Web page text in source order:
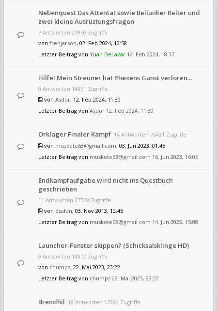
Nebenquest Das Attentat sowie Beilunker Reiter und
zwei kleine Ausrüstungsfragen
7 Antworten 21950 Zugriffe
von frenjarson, 02. Feb 2024, 10:58
Letzter Beitrag von Yuan DeLazar 12. Feb 2024, 18:37
Hilfe! Mein Streuner hat Phexens Gunst verloren...
0 Antworten 14861 Zugriffe
von Asdor, 12. Feb 2024, 11:30
Letzter Beitrag von Asdor 12. Feb 2024, 11:30
Orklager Finaler Kampf 14 Antworten 76431 Zugriffe
von muskote63@gmail.com, 03. Jun 2023, 01:45
Letzter Beitrag von muskote63@gmail.com 16. Jun 2023, 16:05
Endkampfaufgabe wird nicht ins Questbuch
geschrieben
11 Antworten 27359 Zugriffe
von dsafan, 03. Nov 2013, 12:45
Letzter Beitrag von muskote63@gmail.com 14. Jun 2023, 15:08
Launcher-Fenster skippen? (Schicksalsklinge HD)
0 Antworten 14912 Zugriffe
von chumps, 22. Mai 2023, 23:22
Letzter Beitrag von chumps 22. Mai 2023, 23:22
Brendhil 18 Antworten 12284 Zugriffe